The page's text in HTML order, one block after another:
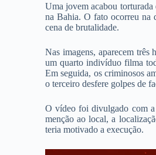
Uma jovem acabou torturada
na Bahia. O fato ocorreu na
cena de brutalidade.
Nas imagens, aparecem três
um quarto indivíduo filma
Em seguida, os criminosos
o terceiro desfere golpes de
O vídeo foi divulgado com a
menção ao local, a
teria motivado a execução.